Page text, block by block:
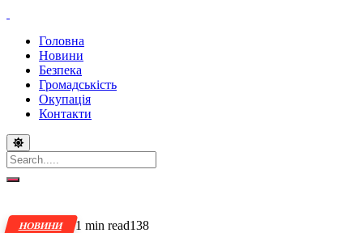
Головна
Новини
Безпека
Громадськість
Окупація
Контакти
НОВИНИ 1 min read138